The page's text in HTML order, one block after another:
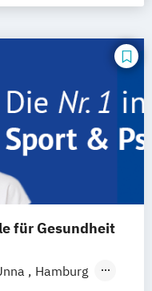
für Gesundheit
Hamburg